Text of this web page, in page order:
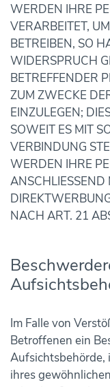
WERDEN IHRE
VERARBEITET,
BETREIBEN, SO
WIDERSPRUCH
BETREFFENDER
ZUM ZWECKE
EINZULEGEN;
SOWEIT ES MIT
VERBINDUNG
WERDEN IHRE
NACH ART. 21
Im Falle von
Betroffenen ein
Aufsichtsbehörde,
ihres